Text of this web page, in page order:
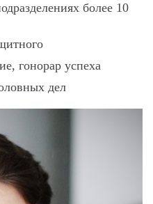
более 10
гонорар успеха
дел